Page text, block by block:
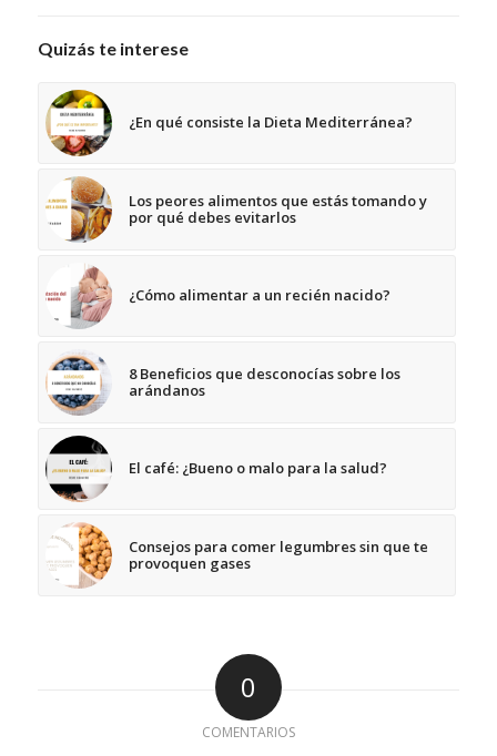
Quizás te interese
¿En qué consiste la Dieta Mediterránea?
Los peores alimentos que estás tomando y
por qué debes evitarlos
¿Cómo alimentar a un recién nacido?
8 Beneficios que desconocías sobre los
arándanos
El café: ¿Bueno o malo para la salud?
Consejos para comer legumbres sin que te
provoquen gases
0
COMENTARIOS